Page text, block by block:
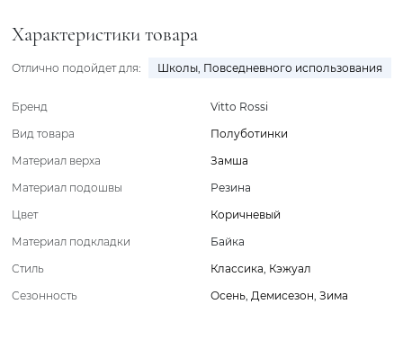
Характеристики товара
Отлично подойдет для: Школы, Повседневного использования
Бренд
Vitto Rossi
Вид товара
Полуботинки
Материал верха
Замша
Материал подошвы
Резина
Цвет
Коричневый
Материал подкладки
Байка
Стиль
Классика, Кэжуал
Сезонность
Осень, Демисезон, Зима